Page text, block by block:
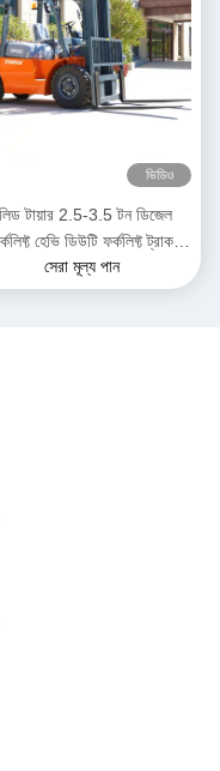
ভিডিও
টায়ার 2.5-3.5 টন ডিজেল
হেভি ডিউটি ​​ফর্কলিফ্ট ট্রাক
গুদামের জন্য
সেরা মূল্য পান